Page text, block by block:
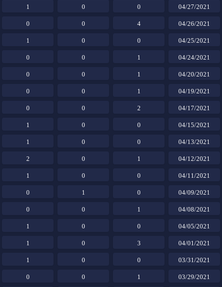
04/27/2021
0
0
1
04/26/2021
4
0
0
04/25/2021
0
0
1
04/24/2021
1
0
0
04/20/2021
1
0
0
04/19/2021
1
0
0
04/17/2021
2
0
0
04/15/2021
0
0
1
04/13/2021
0
0
1
04/12/2021
1
0
2
04/11/2021
0
0
1
04/09/2021
0
1
0
04/08/2021
1
0
0
04/05/2021
0
0
1
04/01/2021
3
0
1
03/31/2021
0
0
1
03/29/2021
1
0
0